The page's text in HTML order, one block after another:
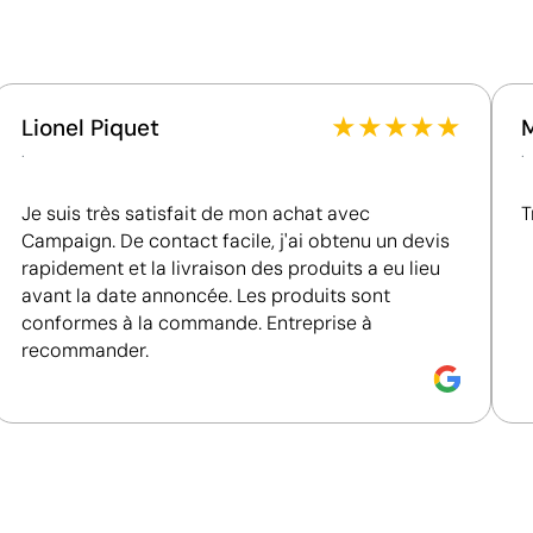
Couleurs unies intenses avec un excellent
La sérigraphie est une technique d’impression où
Embalaje de papel / cartón reciclable
Lionel Piquet
.
★★★★★
Je suis très satisfait de mon achat avec
Campaign. De contact facile, j'ai obtenu un devis
rapidement et la livraison des produits a eu lieu
avant la date annoncée. Les produits sont
conformes à la commande. Entreprise à
recommander.
.